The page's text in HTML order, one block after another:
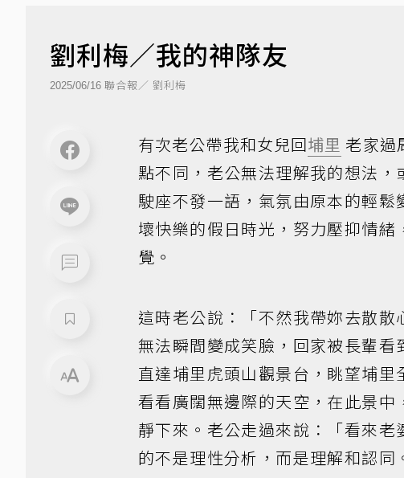
劉利梅／我的神隊友
2025/06/16 聯合報／ 劉利梅
有次老公帶我和女兒回埔里 老家過
點不同，老公無法理解我的想法
駛座不發一語，氣氛由原本的輕
壞快樂的假日時光，努力壓抑情
覺。
這時老公說：「不然我帶妳去散
無法瞬間變成笑臉，回家被長輩看
直達埔里虎頭山觀景台，眺望埔
看看廣闊無邊際的天空，在此景
靜下來。老公走過來說：「看來
的不是理性分析，而是理解和認同